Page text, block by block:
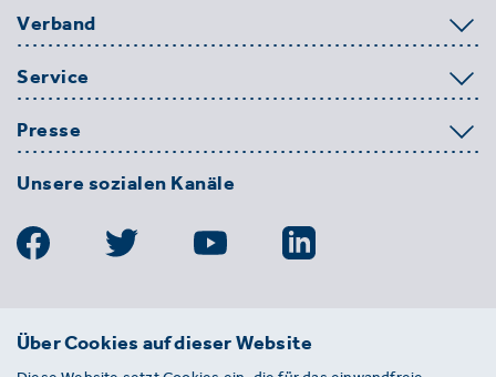
Verband
Service
Presse
Unsere sozialen Kanäle
BDE
Über Cookies auf dieser Website